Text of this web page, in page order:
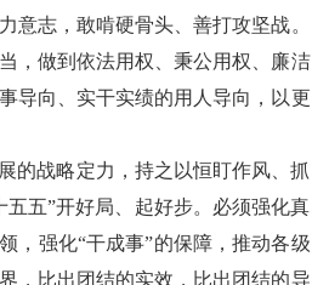
意志，敢啃硬骨头、善打攻坚战。
，做到依法用权、秉公用权、廉洁
导向、实干实绩的用人导向，以更
的战略定力，持之以恒盯作风、抓
五”开好局、起好步。必须强化真
，强化“干成事”的保障，推动各级
，比出团结的实效，比出团结的导